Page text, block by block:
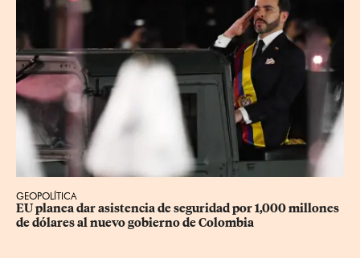
GEOPOLÍTICA
EU planea dar asistencia de seguridad por 1,000 millones
de dólares al nuevo gobierno de Colombia